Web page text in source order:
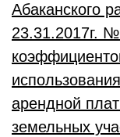
Абаканского
23.31.2017г.
арендной
земельных